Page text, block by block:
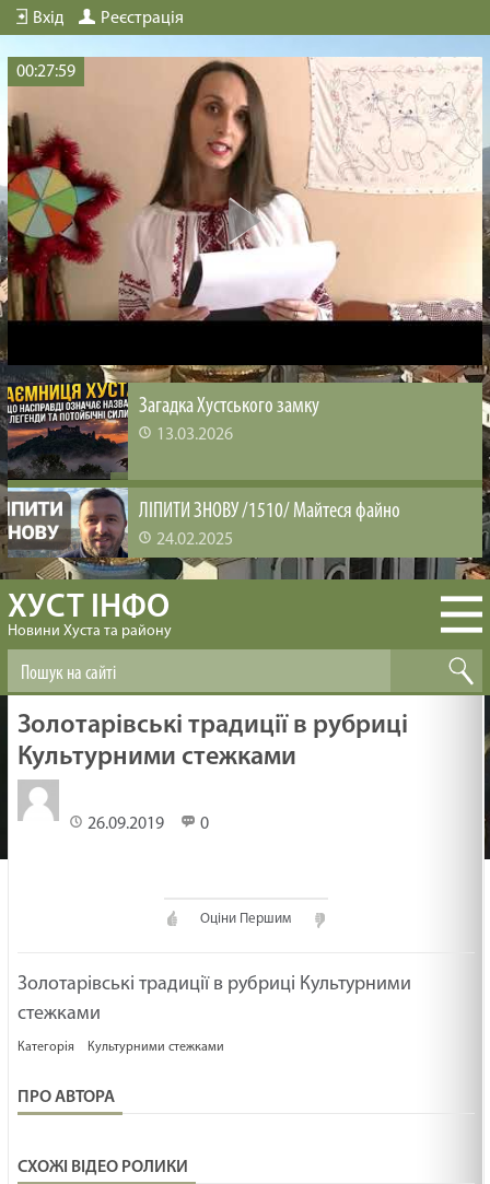
Вхід Реєстрація
00:27:59
Загадка Хустського замку
13.03.2026
ЛІПИТИ ЗНОВУ /1510/ Майтеся файно
24.02.2025
ВИРОЩУВАННЯ ЛЮДЕЙ /1509/ Майтеся файно
БІБЛІЯ ЗМІНЮЄ /1508/ Майтеся файно
24.02.2025
ЗАДОВОЛЕНА ЦІКАВІСТЬ /1507/ Майтеся файно
НЕХАЙ ПРОБУДЕ З ТОБОЮ БОГ /1506/ Майтеся
19.02.2025
19.02.2025
ХУСТ ІНФО
Новини Хуста та району
Золотарівські традиції в рубриці
Культурними стежками
26.09.2019 0
Оціни Першим
Золотарівські традиції в рубриці Культурними
стежками
Категорія Культурними стежками
ПРО АВТОРА
СХОЖІ ВІДЕО РОЛИКИ